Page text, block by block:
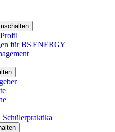
für BS|ENERGY